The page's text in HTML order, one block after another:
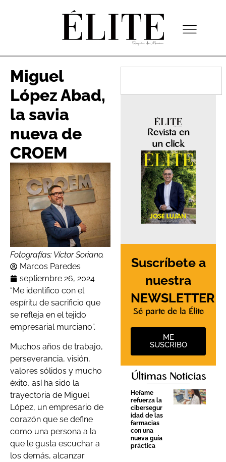
Miguel
López Abad,
la savia
nueva de
CROEM
Fotografías: Víctor Soriano.
Marcos Paredes
septiembre 26, 2024
“Me identifico con el
espíritu de sacrificio que
se refleja en el tejido
empresarial murciano”.
Muchos años de trabajo,
perseverancia, visión,
valores sólidos y mucho
éxito, así ha sido la
trayectoria de Miguel
López, un empresario de
corazón que se define
como una persona a la
que le gusta escuchar a
los demás, alcanzar
Revista en
un click
Suscríbete a
nuestra
NEWSLETTER
Sé parte de la Élite
ME
SUSCRIBO
Últimas Noticias
Hefame
refuerza la
cibersegur
idad de las
farmacias
con una
nueva guía
práctica